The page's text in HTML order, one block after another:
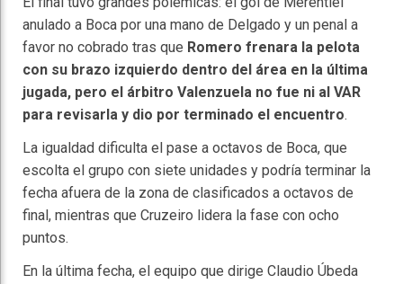
anulado a Boca por una mano de Delgado y un penal a
favor no cobrado tras que Romero frenara la pelota
con su brazo izquierdo dentro del área en la última
jugada, pero el árbitro Valenzuela no fue ni al VAR
para revisarla y dio por terminado el encuentro.
La igualdad dificulta el pase a octavos de Boca, que
escolta el grupo con siete unidades y podría terminar la
fecha afuera de la zona de clasificados a octavos de
final, mientras que Cruzeiro lidera la fase con ocho
puntos.
En la última fecha, el equipo que dirige Claudio Úbeda